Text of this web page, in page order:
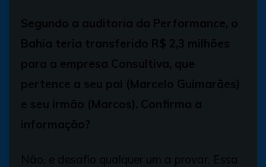
Segundo a auditoria da Performance, o
Bahia teria transferido R$ 2,3 milhões
para a empresa Consultiva, que
pertence a seu pai (Marcelo Guimarães)
e seu irmão (Marcos). Confirma a
informação?
Não, e desafio qualquer um a provar. Essa